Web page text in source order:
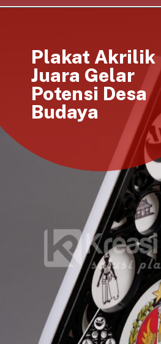
Plakat Akrilik
Juara Gelar
Potensi Desa
Budaya